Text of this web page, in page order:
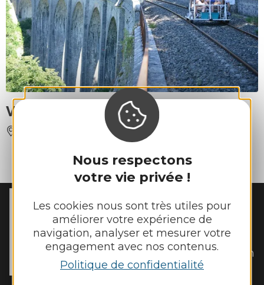
Nous respectons
votre vie privée !
Les cookies nous sont très utiles pour
améliorer votre expérience de
navigation, analyser et mesurer votre
engagement avec nos contenus.
Politique de confidentialité
Vélorail et Train Touristique du Larzac
SAINTE-EULALIE-DE-CERNON
MAIRIE DESAINTE-EULALIE-
DE-CERNON
5, rue de la Mairie
12230 Sainte-Eulalie-de-Cernon
Tél. :05 65 62 72 99